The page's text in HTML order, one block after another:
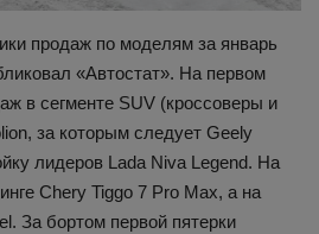
продаж по моделям за январь
«Автостат». На первом
в сегменте SUV (кроссоверы и
за которым следует Geely
лидеров Lada Niva Legend. На
Chery Tiggo 7 Pro Max, а на
За бортом первой пятерки